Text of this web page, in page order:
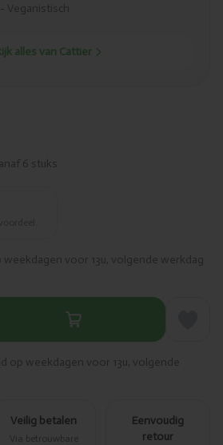
Veganistisch
alles van Cattier
6 stuks
weekdagen voor 13u, volgende werkdag
op weekdagen voor 13u, volgende
Veilig betalen
Via betrouwbare
Eenvoudig
retour